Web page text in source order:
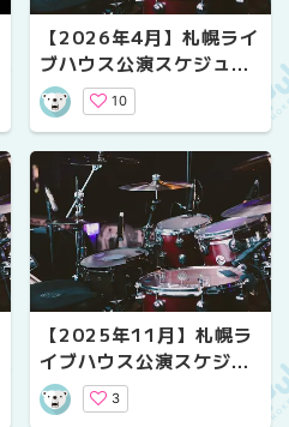
【2026年4月】札幌ライ
ブハウス公演スケジュー
ル｜気になるライブ情報
10
【2025年11月】札幌ラ
イブハウス公演スケジュ
ール｜気になるライブ情
報
3